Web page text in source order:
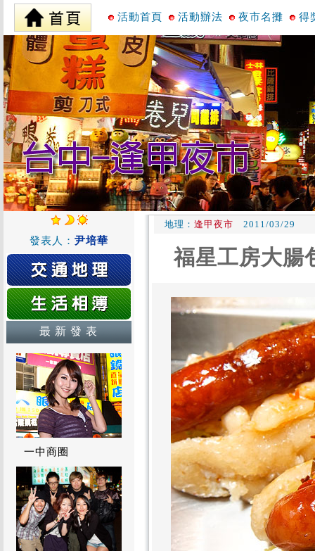
活動首頁 活動辦法 夜市名攤 得
發表人： 尹培華
最 新 發 表
一中商圈
地理： 逢甲夜市 2011/03/29
福星工房大腸